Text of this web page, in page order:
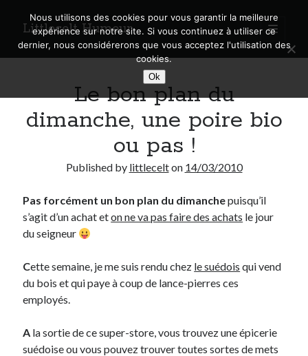
Littlecelt Humeur
open
primary
menu
Sidebar
Municipales 2026 : Lyon, Métropole et Caluire, mon choix pour l’avenir
Explorez les Chemins Enchantés à Vélo : Aventures Familiales près de
Lyon !
A quand une véritable place pour le vélo à Caluire dans la Métropole de
Derniers Commentaires
Le bon plan du
dimanche, une poire bio
ou pas !
Published by littlecelton 14/03/2010
Pas forcément un bon plan du dimanchepuisqu’il
s’agit d’un achat eton ne va pas faire des achats le jour
du seigneur
Cette semaine, je me suis rendu chez le suédois qui vend
du bois et qui paye à coup de lance-pierres ces
employés.
A la sortie de ce super-store, vous trouvez une épicerie
suédoise ou vous pouvez trouver toutes sortes de mets
Nous utilisons des cookies pour vous garantir la meilleure
expérience sur notre site. Si vous continuez à utiliser ce
dernier, nous considérerons que vous acceptez l'utilisation des
cookies.
Ok